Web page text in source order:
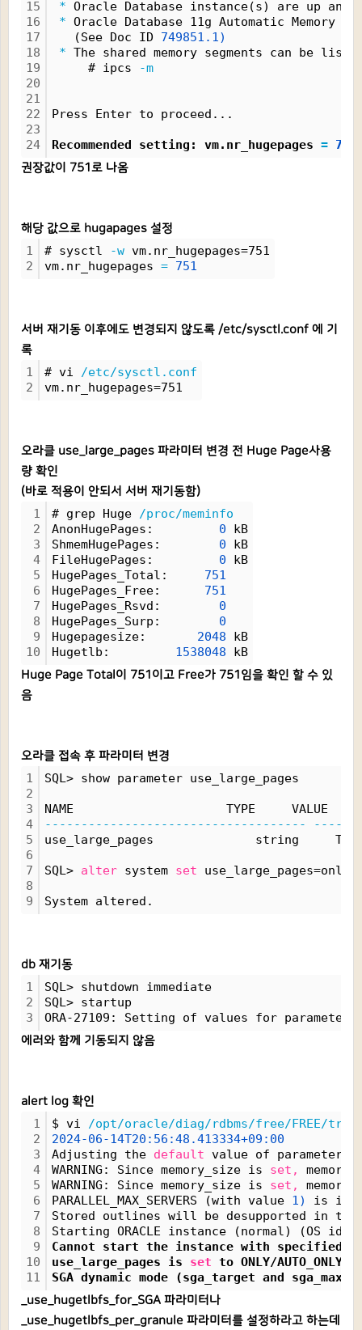
15
16
17
18
19
20
21
22
23
24
* Oracle Database instance(s) are up and
* Oracle Database 11g Automatic Memory
(See Doc ID 749851.1)
* The shared memory segments can be
# ipcs
-m
Press Enter to proceed...
Recommended setting: vm.nr_hugepages = 751
권장값이 751로 나옴
해당 값으로 hugapages 설정
1
2
# sysctl -w vm.nr_hugepages=751
vm.nr_hugepages = 751
서버 재기동 이후에도 변경되지 않도록 /etc/sysctl.conf 에 기
록
1
2
# vi /etc/sysctl.conf
vm.nr_hugepages=751
오라클 use_large_pages 파라미터 변경 전 Huge Page사용
량 확인
(바로 적용이 안되서 서버 재기동함)
1
2
3
4
5
6
7
8
9
10
# grep Huge /proc/meminfo
AnonHugePages: 0 kB
ShmemHugePages: 0 kB
FileHugePages: 0 kB
HugePages_Total: 751
HugePages_Free: 751
HugePages_Rsvd: 0
HugePages_Surp: 0
Hugepagesize: 2048 kB
Hugetlb: 1538048 kB
Huge Page Total이 751이고 Free가 751임을 확인 할 수 있
음
오라클 접속 후 파라미터 변경
1
2
3
4
5
6
7
8
9
SQL> show parameter use_large_pages
NAME                     TYPE     VALUE
------------------------------------
use_large_pages              string
SQL> alter system set use_large_pages=only
System altered.
db 재기동
1
2
3
SQL> shutdown immediate
SQL> startup
ORA-27109: Setting of values for
에러와 함께 기동되지 않음
alert log 확인
1
2
3
4
5
6
7
8
9
10
11
$ vi /opt/oracle/diag/rdbms/free/FREE/
2024-06-14T20:56:48.413334+09:00
Adjusting the default value of parameter
WARNING: Since memory_size is set,
WARNING: Since memory_size is set,
PARALLEL_MAX_SERVERS (with value 1)
is
Stored outlines will be desupported in
Starting ORACLE instance (normal) (OS id:
Cannot start the instance with specified
use_large_pages is set to ONLY/
SGA dynamic mode (sga_target and
_use_hugetlbfs_for_SGA 파라미터나
_use_hugetlbfs_per_granule 파라미터를 설정하라고 하는데